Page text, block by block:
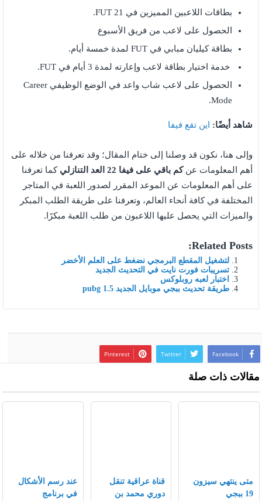
بطاقات اللاعبين المميزين في FUT 21.
الحصول على لاعب من فريق الأسبوع
بطاقة كيليان مبابي في FUT لمدة خمسة أيام.
خدمة اختيار بطاقة لاعب وإعارته لمدة 3 أيام في FUT.
الحصول على لاعب شاب واعد في الوضع الوظيفي Career
Mode.
شاهد أيضًا: اين تقع فيفا
وإلى هنا، نكون قد وصلنا إلى ختام المقال؛ وقد تعرفنا من خلاله على
أهم المعلومات عنكم باقي على فيفا 22 العد التنازلي
كما تعرفنا
على أهم المعلومات عن الموعد المقرر لصدور اللعبة في المتاجر
المختلفة في كافة أنحاء العالم، وتعرفنا على طريقة الطلب المبكر
والميزات التي يحصل عليها اللاعبون من طلب اللعبة مبكرًا.
Related Posts:
لتشغيل المقطع البرمجي نضغط على العلم الأخضر
تسريبات فورت نايت في التحديث الجديد
اختبار لعبه روبلوكس
طريقة تحديث ببجي موبايل الجديد pubg 1.5
Facebook
Twitter
Pinterest
مقالات ذات صلة
متى ينتهي سيزون
19 ببجي
قناة عراقية تنقل
دوري محمد بن
عند رسم الأشكال
في برنامج